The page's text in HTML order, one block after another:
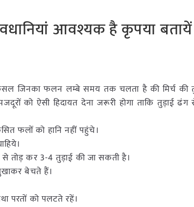
आवश्यक है कृपया बतायें
जिनका फलन लम्बे समय तक चलता है की मिर्च की
को ऐसी हिदायत देना जरूरी होगा ताकि तुड़ाई
फलों को हानि नहीं पहुंचे।
तोड़ कर 3-4 तुड़ाई की जा सकती है।
बेचते हैं।
परतों को पलटते रहें।